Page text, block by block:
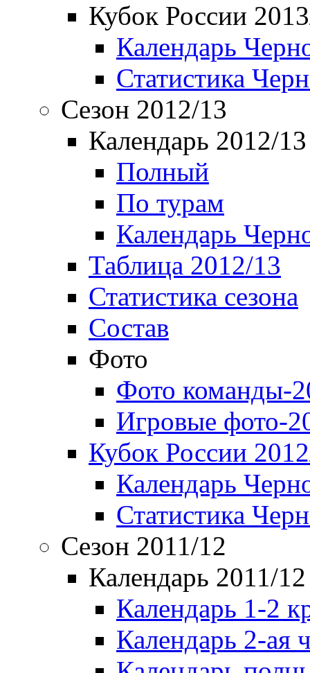
Кубок России
Календарь
Статистика
Сезон 2012/13
Календарь 2012/13
Полный
По турам
Календарь
Таблица 2012/13
Статистика сезона
Состав
Фото
Фото команды-
Игровые фото-
Кубок России
Календарь
Статистика
Сезон 2011/12
Календарь 2011/12
Календарь 1-2
Календарь 2-ая